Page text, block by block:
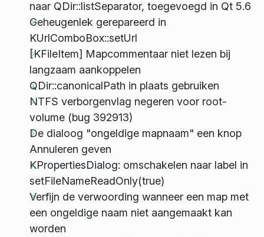
naar QDir::listSeparator, toegevoegd in Qt 5.6
Geheugenlek gerepareerd in
KUrlComboBox::setUrl
[KFileItem] Mapcommentaar niet lezen bij
langzaam aankoppelen
QDir::canonicalPath in plaats gebruiken
NTFS verborgenvlag negeren voor root-
volume (bug 392913)
De dialoog "ongeldige mapnaam" een knop
Annuleren geven
KPropertiesDialog: omschakelen naar label in
setFileNameReadOnly(true)
Verfijn de verwoording wanneer een map met
een ongeldige naam niet aangemaakt kan
worden